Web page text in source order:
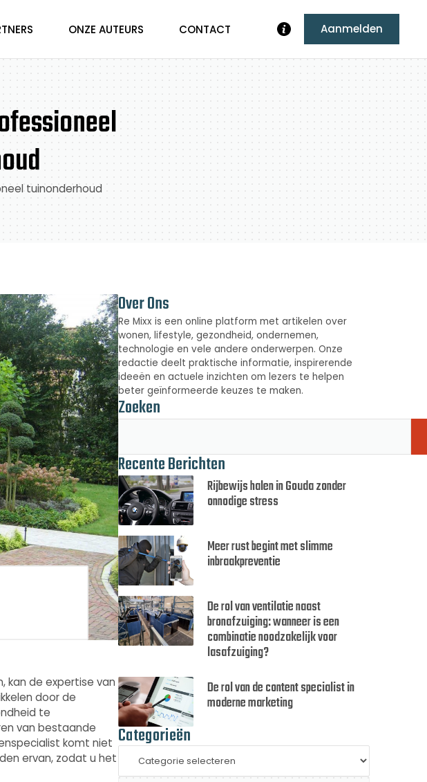
ONZE AUTEURS CONTACT Aanmelden
tuinonderhoud
kan de expertise van
door de
te
van bestaande
komt niet
ervan, zodat u het
Over Ons
Re Mixx is een online platform met artikelen over
wonen, lifestyle, gezondheid, ondernemen,
technologie en vele andere onderwerpen. Onze
redactie deelt praktische informatie, inspirerende
ideeën en actuele inzichten om lezers te helpen
beter geïnformeerde keuzes te maken.
Zoeken
Recente Berichten
Rijbewijs halen in Gouda zonder
onnodige stress
Meer rust begint met slimme
inbraakpreventie
De rol van ventilatie naast
bronafzuiging: wanneer is een
combinatie noodzakelijk voor
lasafzuiging?
De rol van de content specialist in
moderne marketing
Categorieën